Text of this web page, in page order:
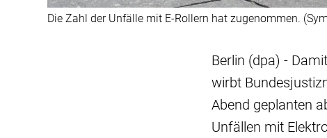
Die Zahl der Unfälle mit E-Rollern hat zugenommen.
Berlin (dpa) -
wirbt
Abend geplanten
Unfällen mit